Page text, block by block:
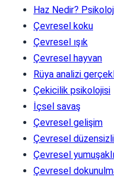
Haz Nedir?
Çevresel koku
Çevresel ışık
Çevresel hayvan
Rüya analizi
Çekicilik psikolojisi
İçsel savaş
Çevresel gelişim
Çevresel
Çevresel
Çevresel